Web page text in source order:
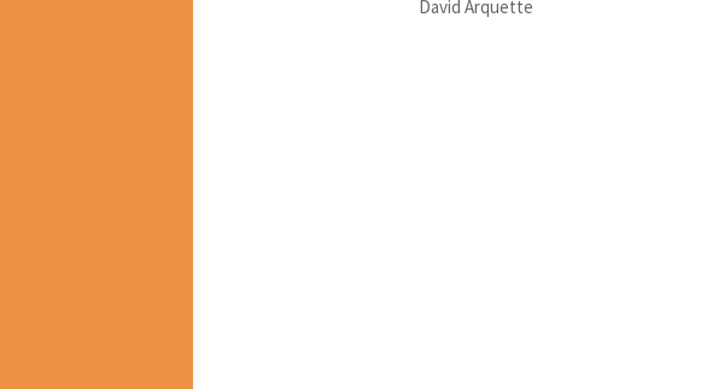
David Arquette